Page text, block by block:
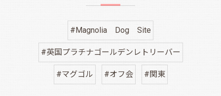
#Magnolia Dog Site
#英国プラチナゴールデンレトリーバー
#マグゴル #オフ会 #関東